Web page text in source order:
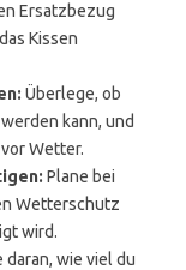
Ersatzbezug
Kissen
Überlege, ob
kann, und
Wetter.
Plane bei
Wetterschutz
wird.
daran, wie viel du